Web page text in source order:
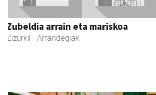
Joxean harategia
Zizurkil - Harategiak